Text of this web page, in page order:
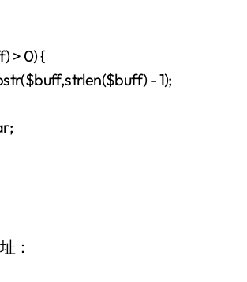
> 0) {
- 1);
：